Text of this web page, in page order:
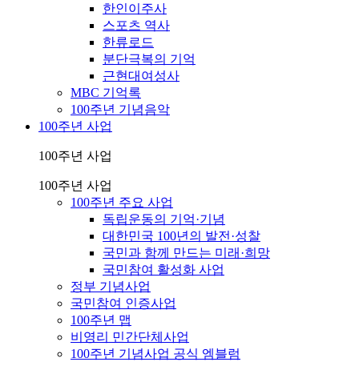
한인이주사
스포츠 역사
한류로드
분단극복의 기억
근현대여성사
MBC 기억록
100주년 기념음악
100주년 사업
100주년 사업
100주년 사업
100주년 주요 사업
독립운동의 기억·기념
대한민국 100년의 발전·성찰
국민과 함께 만드는 미래·희망
국민참여 활성화 사업
정부 기념사업
국민참여 인증사업
100주년 맵
비영리 민간단체사업
100주년 기념사업 공식 엠블럼